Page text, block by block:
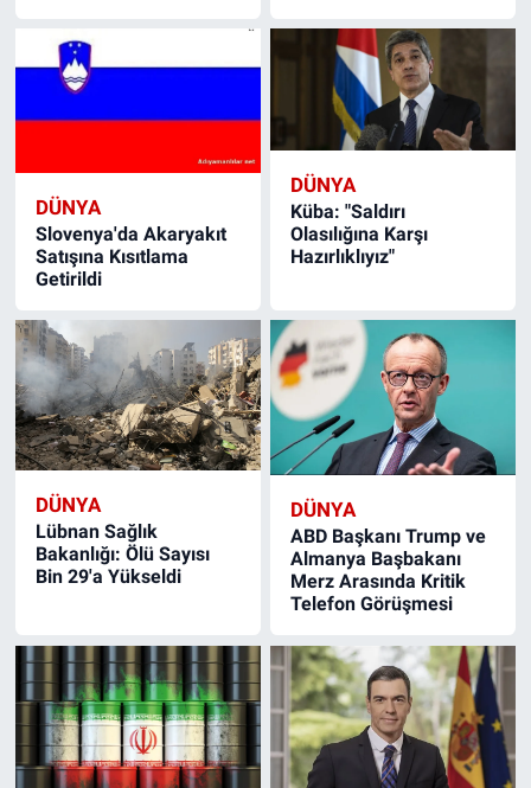
DÜNYA
Slovenya'da Akaryakıt
Satışına Kısıtlama
Getirildi
DÜNYA
Küba: "Saldırı
Olasılığına Karşı
Hazırlıklıyız"
DÜNYA
Lübnan Sağlık
Bakanlığı: Ölü Sayısı
Bin 29'a Yükseldi
DÜNYA
ABD Başkanı Trump ve
Almanya Başbakanı
Merz Arasında Kritik
Telefon Görüşmesi